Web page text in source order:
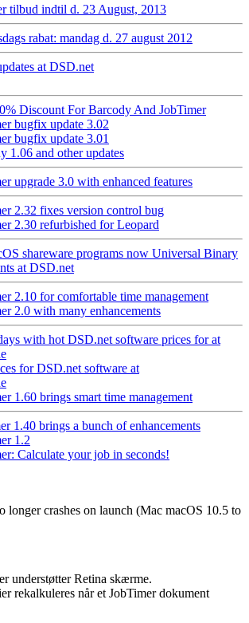
tilbud indtil d. 23 August, 2013
rabat: mandag d. 27 august 2012
at DSD.net
Discount For Barcody And JobTimer
bugfix update 3.02
bugfix update 3.01
1.06 and other updates
upgrade 3.0 with enhanced features
2.32 fixes version control bug
2.30 refurbished for Leopard
shareware programs now Universal Binary
at DSD.net
2.10 for comfortable time management
2.0 with many enhancements
with hot DSD.net software prices for at
for DSD.net software at
1.60 brings smart time management
1.40 brings a bunch of enhancements
1.2
Calculate your job in seconds!
longer crashes on launch (Mac macOS 10.5 to
understøtter Retina skærme.
rekalkuleres når et JobTimer dokument